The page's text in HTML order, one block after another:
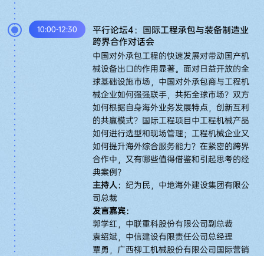
10:00-12:30
平行论坛4：国际工程承包与装备制造业
跨界合作对话会
中国对外承包工程的快速发展对带动国产机
械设备出口的作用显著。面对日益开放的全
球基础设施市场，中国对外承包商与工程机
械企业如何强强联手，共拓全球市场？双方
如何根据自身海外业务发展特点，创新互利
的共赢模式？国际工程项目中工程机械产品
如何进行选型和现场管理；工程机械企业又
如何提升海外综合服务能力？在紧密的跨界
合作中，又有哪些值得借鉴和引起思考的经
典案例？
主持人：纪为民，中地海外建设集团有限公
司总裁
发言嘉宾：
郭学红，中联重科股份有限公司副总裁
袁绍斌，中信建设有限责任公司总经理
覃勇，广西柳工机械股份有限公司国际营销